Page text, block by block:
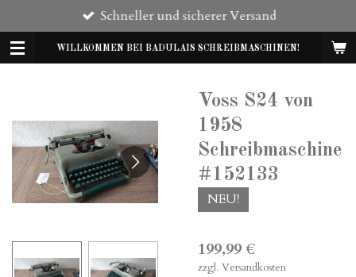
Hauptinhalt
springenWILLKOMMEN BEI BADULAIS SCHREIBMASCHINEN!
Schneller und sicherer Versand
Voss S24 von
1958
Schreibmaschine
#152133
NEU!
199,99 €
zzgl. Versandkosten